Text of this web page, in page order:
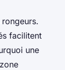
facilitent
une